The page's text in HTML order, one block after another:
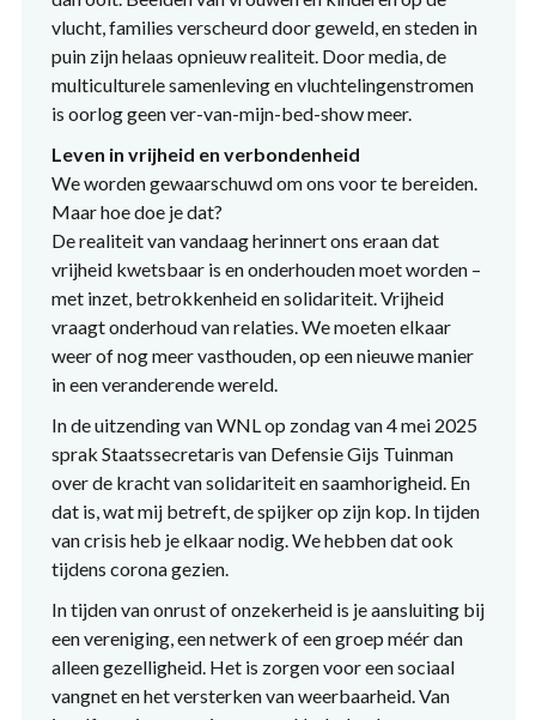
vlucht, families verscheurd door geweld, en steden in
puin zijn helaas opnieuw realiteit. Door media, de
multiculturele samenleving en vluchtelingenstromen
is oorlog geen ver-van-mijn-bed-show meer.
Leven in vrijheid en verbondenheid
We worden gewaarschuwd om ons voor te bereiden.
Maar hoe doe je dat?
De realiteit van vandaag herinnert ons eraan dat
vrijheid kwetsbaar is en onderhouden moet worden –
met inzet, betrokkenheid en solidariteit. Vrijheid
vraagt onderhoud van relaties. We moeten elkaar
weer of nog meer vasthouden, op een nieuwe manier
in een veranderende wereld.
In de uitzending van WNL op zondag van 4 mei 2025
sprak Staatssecretaris van Defensie Gijs Tuinman
over de kracht van solidariteit en saamhorigheid. En
dat is, wat mij betreft, de spijker op zijn kop. In tijden
van crisis heb je elkaar nodig. We hebben dat ook
tijdens corona gezien.
In tijden van onrust of onzekerheid is je aansluiting bij
een vereniging, een netwerk of een groep méér dan
alleen gezelligheid. Het is zorgen voor een sociaal
vangnet en het versterken van weerbaarheid. Van